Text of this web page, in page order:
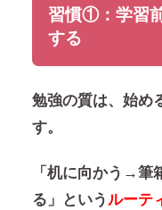
習慣①：学習
する
勉強の質は、始め
す。
「机に向かう→筆
る」というルーテ